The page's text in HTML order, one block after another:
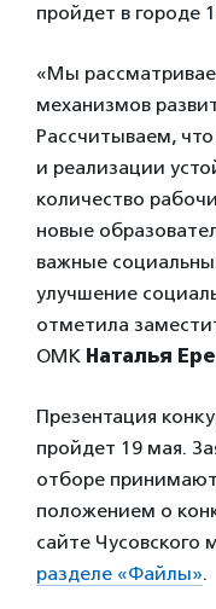
пройдет в городе
«Мы
механизмов
Рассчитываем,
и реализации
количество
новые
важные
улучшение
отметила
ОМК Наталья
Презентация
пройдет 19 мая.
отборе
положением о
сайте Чусовского
разделе «Файлы».